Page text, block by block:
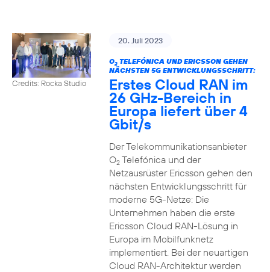
Credits: Rocka Studio
20. Juli 2023
O2TELEFÓNICA UND ERICSSON GEHEN
NÄCHSTEN 5G ENTWICKLUNGSSCHRITT:
Erstes Cloud RAN im
26 GHz-Bereich in
Europa liefert über 4
Gbit/s
Der Telekommunikationsanbieter
O2Telefónica und der
Netzausrüster Ericsson gehen den
nächsten Entwicklungsschritt für
moderne 5G-Netze: Die
Unternehmen haben die erste
Ericsson Cloud RAN-Lösung in
Europa im Mobilfunknetz
implementiert. Bei der neuartigen
Cloud RAN-Architektur werden